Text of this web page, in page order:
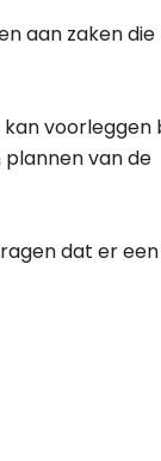
aan zaken die
voorleggen
van de
dat er een